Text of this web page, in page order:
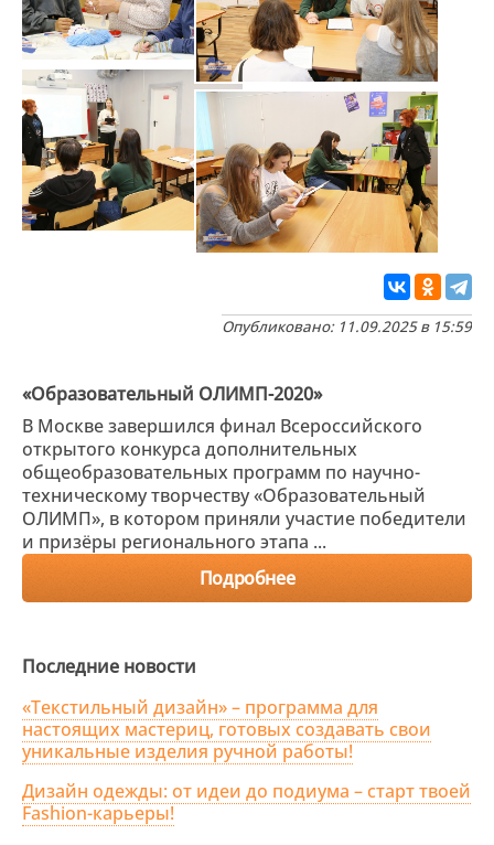
Опубликовано: 11.09.2025 в 15:59
«Образовательный ОЛИМП-2020»
В Москве завершился финал Всероссийского
открытого конкурса дополнительных
общеобразовательных программ по научно-
техническому творчеству «Образовательный
ОЛИМП», в котором приняли участие победители
и призёры регионального этапа ...
Подробнее
Последние новости
«Текстильный дизайн» – программа для
настоящих мастериц, готовых создавать свои
уникальные изделия ручной работы!
Дизайн одежды: от идеи до подиума – старт твоей
Fashion-карьеры!